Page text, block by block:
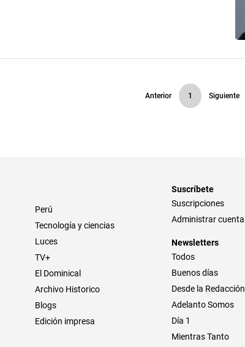
Anterior 1 Siguiente
Perú
Tecnología y ciencias
Luces
TV+
El Dominical
Archivo Historico
Blogs
Edición impresa
Suscríbete
Suscripciones
Administrar cuenta
Newsletters
Todos
Buenos días
Desde la Redacción
Adelanto Somos
Día 1
Mientras Tanto